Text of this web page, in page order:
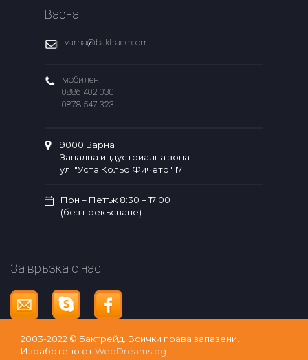
Варна
varna@baktrade.com
мобилен:
0886 402 030
0878 547 323
9000 Варна
Западна индустриална зона
ул. "Уста Кольо Фичето" 17
Пон – Петък 8:30 – 17:00
(без прекъсване)
За връзка с нас
2003-2022 © Бактрейд. Bсички права запазени.
Изработено отWebDreams.bg